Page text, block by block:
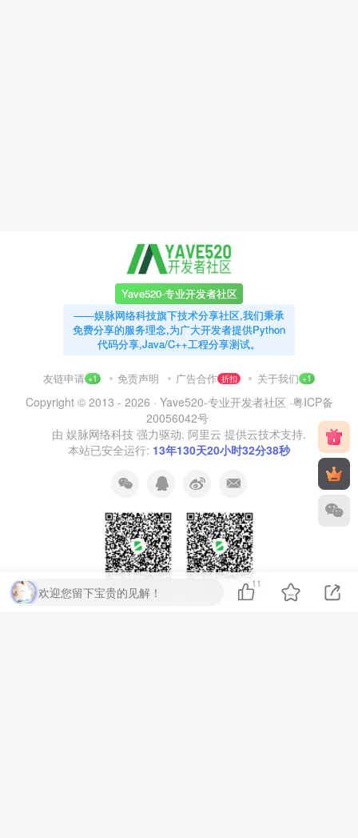
Yave520-专业开发者社区
——娱脉网络科技旗下技术分享社区,我们秉承
免费分享的服务理念,为广大开发者提供Python
代码分享,Java/C++工程分享测试。
友链申请 +1 免责声明 广告合作 折扣 关于我们 +1
Copyright © 2013 - 2026 · Yave520-专业开发者社区 ·粤ICP备
20056042号
由 娱脉网络科技 强力驱动. 阿里云 提供云技术支持.
本站已安全运行: 13年130天20小时32分38秒
扫码加QQ群 扫码加微信
欢迎您留下宝贵的见解！
11